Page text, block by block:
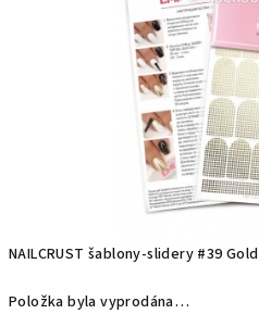
NAILCRUST šablony-slidery #39 Gold
Položka byla vyprodána…
hvězdiček.